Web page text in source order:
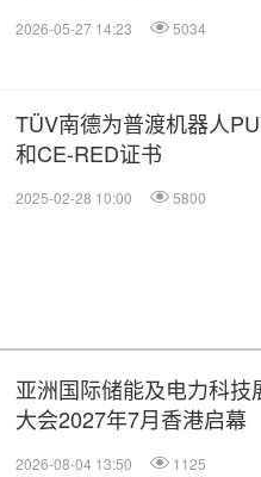
2026-05-27 14:23 5034
TÜV南德为普渡机器人
和CE-RED证书
2025-02-28 10:00 5800
亚洲国际储能及电力科
大会2027年7月香港启幕
2026-08-04 13:50 1125